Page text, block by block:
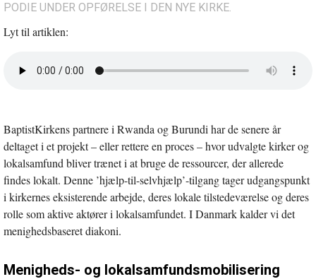
PODIE UNDER OPFØRELSE I DEN NYE KIRKE.
Lyt til artiklen:
BaptistKirkens partnere i Rwanda og Burundi har de senere år
deltaget i et projekt – eller rettere en proces – hvor udvalgte kirker og
lokalsamfund bliver trænet i at bruge de ressourcer, der allerede
findes lokalt. Denne ’hjælp-til-selvhjælp’-tilgang tager udgangspunkt
i kirkernes eksisterende arbejde, deres lokale tilstedeværelse og deres
rolle som aktive aktører i lokalsamfundet. I Danmark kalder vi det
menighedsbaseret diakoni.
Menigheds- og lokalsamfundsmobilisering